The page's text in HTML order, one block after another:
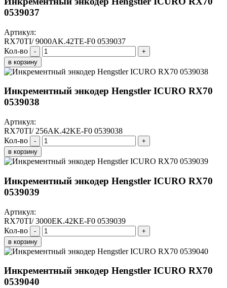
0539037
Артикул:
RX70TI/ 9000AK.42TE-F0 0539037
Кол-во
-
+
в корзину
Инкрементный энкодер Hengstler ICURO RX70
0539038
Артикул:
RX70TI/ 256AK.42KE-F0 0539038
Кол-во
-
+
в корзину
Инкрементный энкодер Hengstler ICURO RX70
0539039
Артикул:
RX70TI/ 3000EK.42KE-F0 0539039
Кол-во
-
+
в корзину
Инкрементный энкодер Hengstler ICURO RX70
0539040